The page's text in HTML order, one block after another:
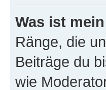
Was ist
Ränge, die
Beiträge du
wie